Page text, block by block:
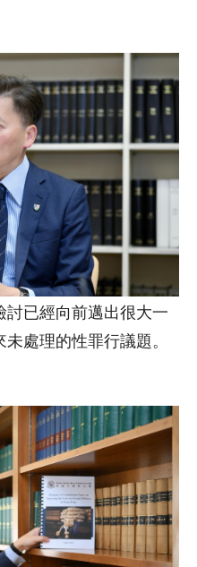
已經向前邁出很大一
處理的性罪行議題。